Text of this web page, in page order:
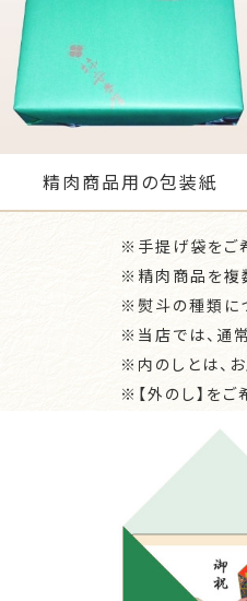
精肉商品用の包装紙
※ 手提げ袋をご
※ 精肉商品を複
※ 熨斗の種類に
※ 当店では、通
※ 内のしとは、
※ 【外のし】を